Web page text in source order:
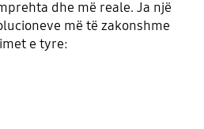
dhe më reale. Ja një
më të zakonshme
e tyre: